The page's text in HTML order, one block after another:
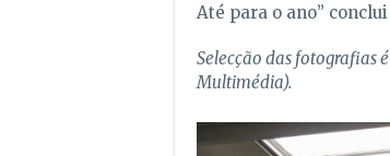
Até para o ano”
Selecção das fotografias
Multimédia).